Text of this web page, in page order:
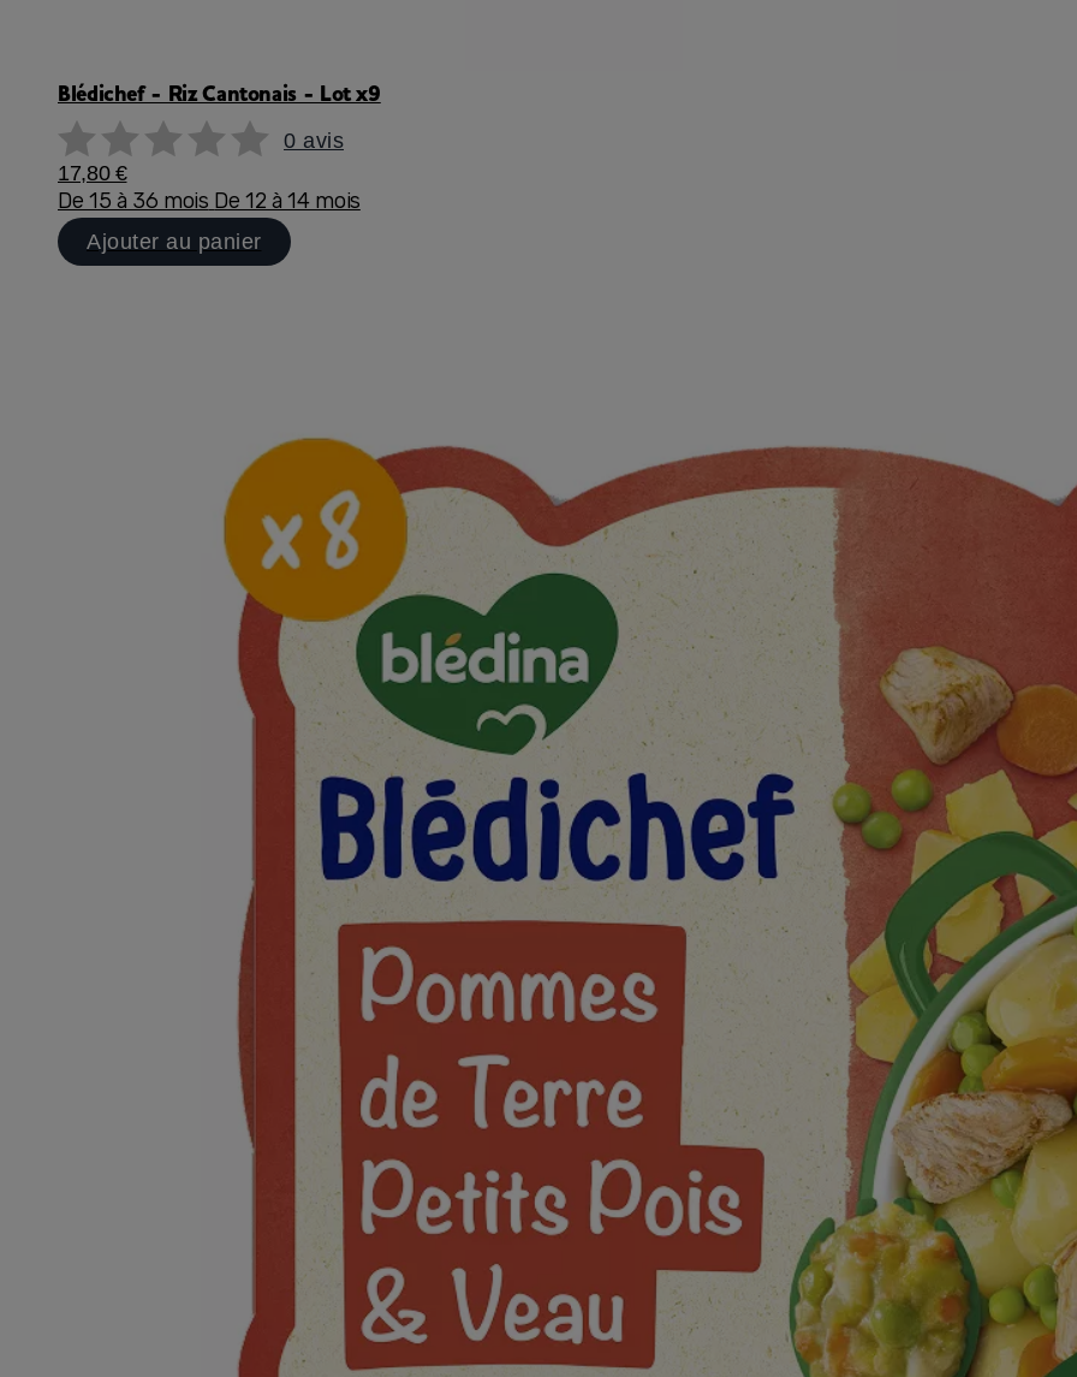
Blédichef - Riz Cantonais - Lot x9
0 avis
17,80 €
De 15 à 36 mois De 12 à 14 mois
Ajouter au panier